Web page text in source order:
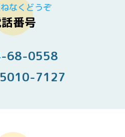
なくどうぞ
番号
68-0558
7127